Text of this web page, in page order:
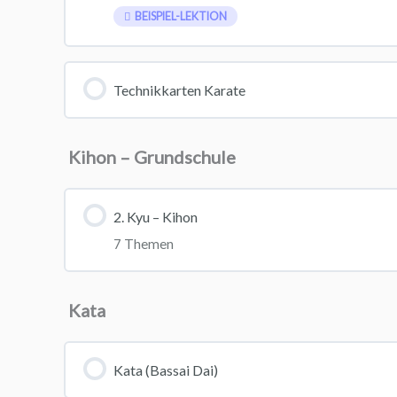
BEISPIEL-LEKTION
Technikkarten Karate
Kihon – Grundschule
2. Kyu – Kihon
7 Themen
Kata
Kata (Bassai Dai)